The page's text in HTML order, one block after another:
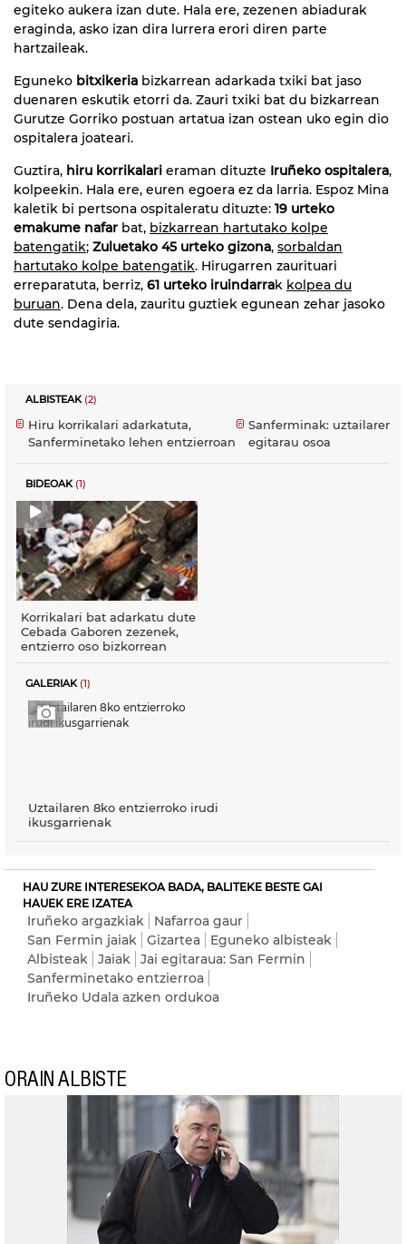
egiteko aukera izan dute. Hala ere, zezenen abiadurak
eraginda, asko izan dira lurrera erori diren parte
hartzaileak.
Eguneko bitxikeria bizkarrean adarkada txiki bat jaso
duenaren eskutik etorri da. Zauri txiki bat du bizkarrean
Gurutze Gorriko postuan artatua izan ostean uko egin dio
ospitalera joateari.
Guztira, hiru korrikalari eraman dituzte Iruñeko ospitalera,
kolpeekin. Hala ere, euren egoera ez da larria. Espoz Mina
kaletik bi pertsona ospitaleratu dituzte: 19 urteko
emakume nafar bat, bizkarrean hartutako kolpe
batengatik; Zuluetako 45 urteko gizona, sorbaldan
hartutako kolpe batengatik. Hirugarren zaurituari
erreparatuta, berriz, 61 urteko iruindarrak kolpea du
buruan. Dena dela, zauritu guztiek egunean zehar jasoko
dute sendagiria.
ALBISTEAK (2)
Hiru korrikalari adarkatuta,
Sanferminetako lehen entzierroan
Sanferminak: uztailaren
egitarau osoa
BIDEOAK (1)
Korrikalari bat adarkatu dute
Cebada Gaboren zezenek,
entzierro oso bizkorrean
GALERIAK (1)
Uztailaren 8ko entzierroko irudi
ikusgarrienak
HAU ZURE INTERESEKOA BADA, BALITEKE BESTE GAI
HAUEK ERE IZATEA
Iruñeko argazkiak
Nafarroa gaur
San Fermin jaiak
Gizartea
Eguneko albisteak
Albisteak
Jaiak
Jai egitaraua: San Fermin
Sanferminetako entzierroa
Iruñeko Udala azken ordukoa
ORAIN ALBISTE